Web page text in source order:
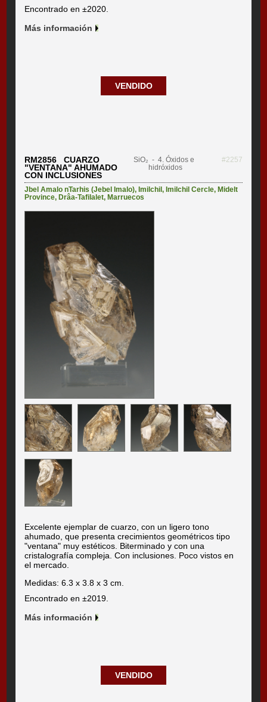
Encontrado en ±2020.
Más información
VENDIDO
RM2856 CUARZO
"VENTANA" AHUMADO
CON INCLUSIONES
SiO₂ - 4. Óxidos e
hidróxidos
#2257
Jbel Amalo nTarhis (Jebel Imalo), Imilchil, Imilchil Cercle, Midelt
Province, Drâa-Tafilalet, Marruecos
Excelente ejemplar de cuarzo, con un ligero tono
ahumado, que presenta crecimientos geométricos tipo
"ventana" muy estéticos. Biterminado y con una
cristalografía compleja. Con inclusiones. Poco vistos en
el mercado.
Medidas: 6.3 x 3.8 x 3 cm.
Encontrado en ±2019.
Más información
VENDIDO